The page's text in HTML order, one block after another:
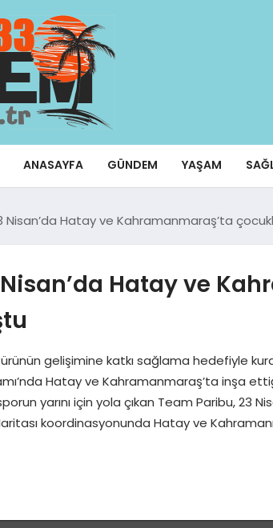
ANASAYFA GÜNDEM YAŞAM
Nisan’da Hatay ve Kahramanmaraş’ta
Hatay ve
gelişimine katkı sağlama hedefiyle
Hatay ve Kahramanmaraş’ta inşa
yarını için yola çıkan Team Paribu, 23
koordinasyonunda Hatay ve